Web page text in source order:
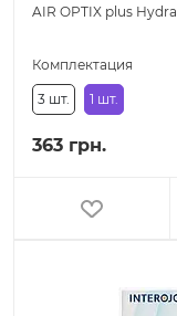
AIR OPTIX plus
Комплектация
3 шт. 1 шт.
363 грн.